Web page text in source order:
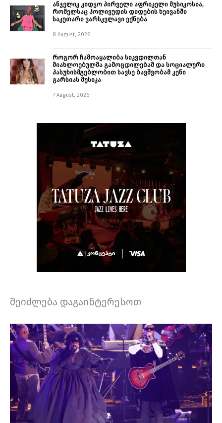
ანჯელიკ კიდჯო პირველი აფრიკელი მუსიკოსია,
რომელსაც ჰოლივუდის დიდების ხეივანში
საკუთარი ვარსკვლავი ექნება
8 August, 2026
როგორ ჩამოაყალიბა სიკვდილთან
მიახლოებულმა გამოცდილებამ და სოციალური
პასუხისმგებლობით სავსე ბავშვობამ კენი
გარსიას მუსიკა
7 August, 2026
შეიძლება დაგაინტერესოთ